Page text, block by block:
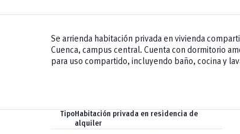
Se arrienda habitación privada en vivienda
Cuenca, campus central. Cuenta con dormitorio
para uso compartido, incluyendo baño, cocina y
TipoHabitación privada en residencia de
alquiler